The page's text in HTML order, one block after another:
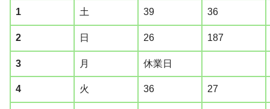
1 土 39 36
2 日 26 187
3 月 休業日
4 火 36 27